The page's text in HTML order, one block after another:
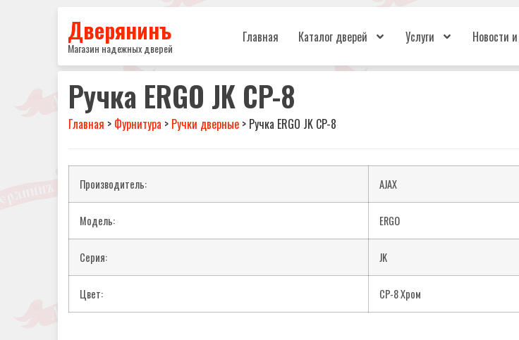
Дверянинъ
Магазин надежных дверей
Главная Каталог дверей Услуги Новости
Ручка ERGO JK CP-8
Главная > Фурнитура > Ручки дверные > Ручка ERGO JK CP-8
Производитель: AJAX
Модель: ERGO
Серия: JK
Цвет: CP-8 Хром